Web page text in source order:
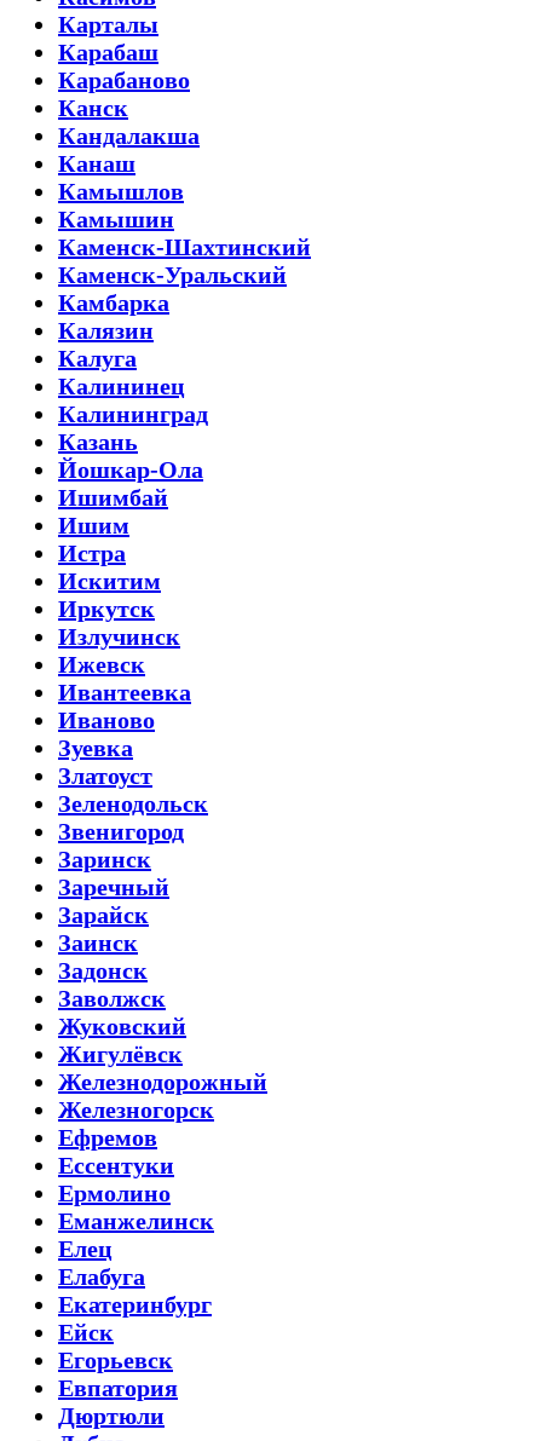
Карталы
Карабаш
Карабаново
Канск
Кандалакша
Канаш
Камышлов
Камышин
Каменск-Шахтинский
Каменск-Уральский
Камбарка
Калязин
Калуга
Калининец
Калининград
Казань
Йошкар-Ола
Ишимбай
Ишим
Истра
Искитим
Иркутск
Излучинск
Ижевск
Ивантеевка
Иваново
Зуевка
Златоуст
Зеленодольск
Звенигород
Заринск
Заречный
Зарайск
Заинск
Задонск
Заволжск
Жуковский
Жигулёвск
Железнодорожный
Железногорск
Ефремов
Ессентуки
Ермолино
Еманжелинск
Елец
Елабуга
Екатеринбург
Ейск
Егорьевск
Евпатория
Дюртюли